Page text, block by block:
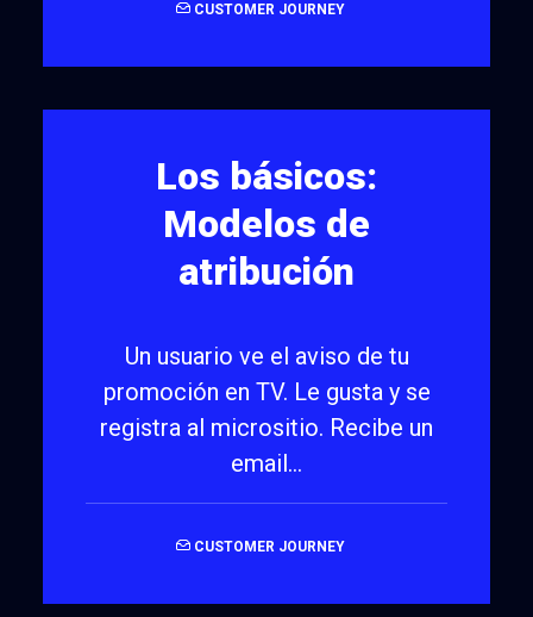
CUSTOMER JOURNEY
Los básicos:
Modelos de
atribución
Un usuario ve el aviso de tu
promoción en TV. Le gusta y se
registra al micrositio. Recibe un
email…
CUSTOMER JOURNEY